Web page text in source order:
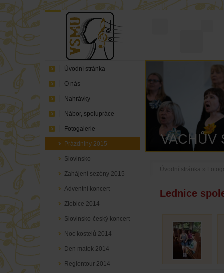
Úvodní stránka »
Lednice
VACHŮV
Úvodní stránka
O nás
Nahrávky
Nábor, spolupráce
Fotogalerie
Prázdniny 2015
Slovinsko
Zahájení sezóny 2015
Adventní koncert
Zlobice 2014
Slovinsko-český koncert
Noc kostelů 2014
Den matek 2014
Regiontour 2014